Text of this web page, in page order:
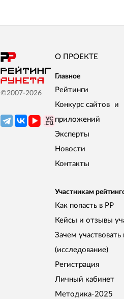
©2007-2026
О ПРОЕКТЕ
Главное
Рейтинги
Конкурс сайтов и
приложений
Эксперты
Новости
Контакты
Участникам
Как попасть в РР
Кейсы и отзывы
Зачем участвовать
(исследование)
Регистрация
Личный кабинет
Методика-2025